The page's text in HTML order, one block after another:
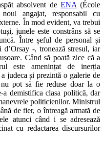
absolvent de ENA (École
angajat, responsabil cu
În mod evident, va trebui
junele este constrâns să se
Între șeful de personal și
-, tronează stresul, iar
Când să poată zice că a
este amenințat de inerția
judeca și prezintă o galerie de
nu pot să fie reduse doar la o
demistifica clasa politică, dar
politicienilor. Ministrul
de fier, o întreagă armată de
atunci când i se adresează
cu redactarea discursurilor